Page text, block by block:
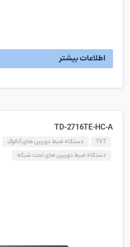
اطلاعات بیشتر
TD-2716TE-HC-A
TVT
دستگاه ضبط دوربین های آنالوگ
دستگاه ضبط دوربین های تحت شبکه